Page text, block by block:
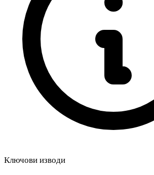
Ключови изводи